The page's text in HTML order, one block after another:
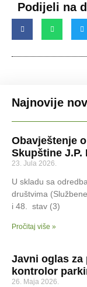
Podijeli na
Najnovije
Obavještenje
Skupštine J.P.
23. Jula 2026.
U skladu sa
društvima
i 48. stav (3)
Pročitaj više »
Javni oglas za
kontrolor
26. Maja 2026.